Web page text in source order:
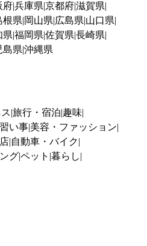
府兵庫県 京都府滋賀県
根県 岡山県 広島県 山口県
県 福岡県 佐賀県 長崎県
島県 沖縄県
旅行・宿泊 趣味
い事 美容・ファッション
自動車・バイク
グペット 暮らし